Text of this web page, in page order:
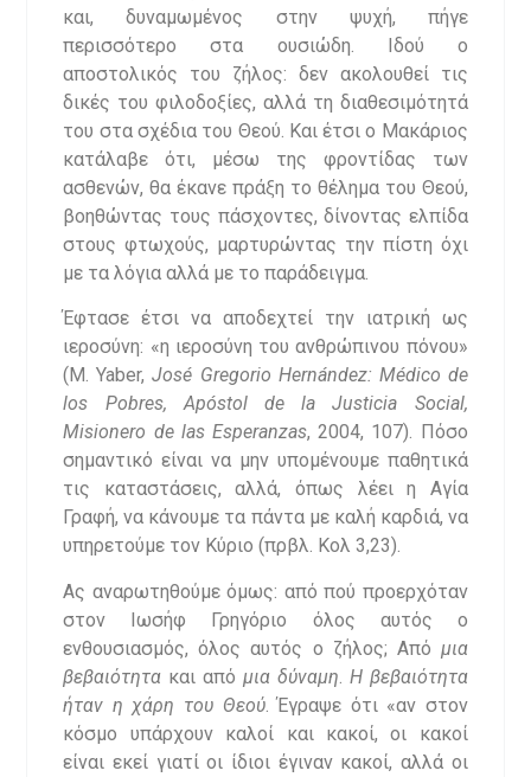
και, δυναμωμένος στην ψυχή, πήγε
περισσότερο στα ουσιώδη. Ιδού ο
αποστολικός του ζήλος: δεν ακολουθεί τις
δικές του φιλοδοξίες, αλλά τη διαθεσιμότητά
του στα σχέδια του Θεού. Και έτσι ο Μακάριος
κατάλαβε ότι, μέσω της φροντίδας των
ασθενών, θα έκανε πράξη το θέλημα του Θεού,
βοηθώντας τους πάσχοντες, δίνοντας ελπίδα
στους φτωχούς, μαρτυρώντας την πίστη όχι
με τα λόγια αλλά με το παράδειγμα.
Έφτασε έτσι να αποδεχτεί την ιατρική ως
ιεροσύνη: «η ιεροσύνη του ανθρώπινου πόνου»
(M. Yaber,José Gregorio Hernández: Médico de
los Pobres, Apóstol de la Justicia Social,
Misionero de las Esperanzas, 2004, 107). Πόσο
σημαντικό είναι να μην υπομένουμε παθητικά
τις καταστάσεις, αλλά, όπως λέει η Αγία
Γραφή, να κάνουμε τα πάντα με καλή καρδιά, να
υπηρετούμε τον Κύριο (πρβλ. Κολ 3,23).
Ας αναρωτηθούμε όμως: από πού προερχόταν
στον Ιωσήφ Γρηγόριο όλος αυτός ο
ενθουσιασμός, όλος αυτός ο ζήλος; Από μια
βεβαιότητα και από μια δύναμη Η βεβαιότητα
ήταν η χάρη του Θεού. Έγραψε ότι «αν στον
κόσμο υπάρχουν καλοί και κακοί, οι κακοί
είναι εκεί γιατί οι ίδιοι έγιναν κακοί, αλλά οι